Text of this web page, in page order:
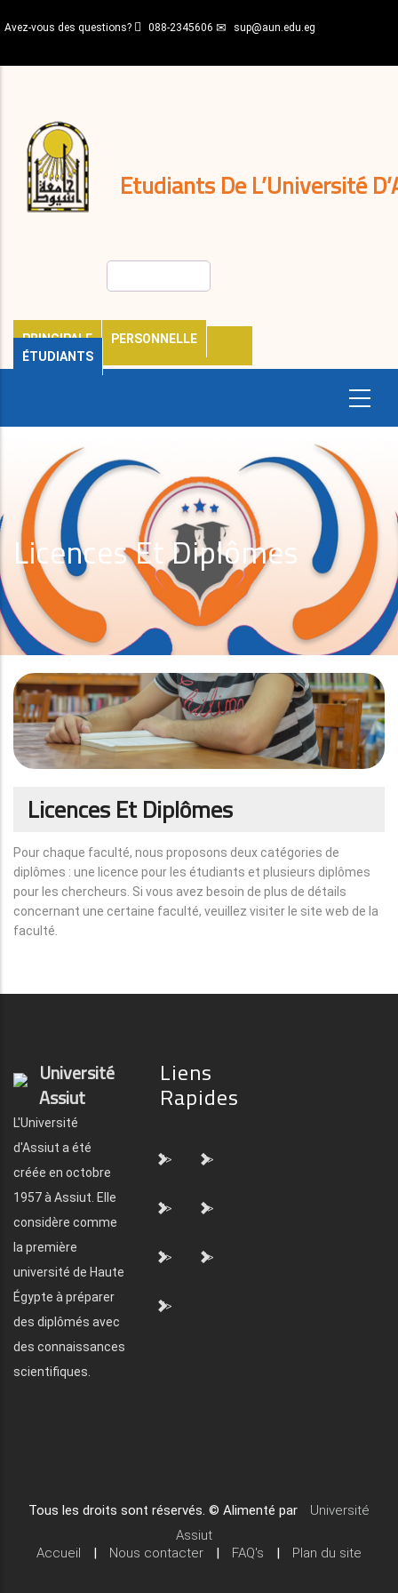
au
principal
Avez-vous des questions? 088-2345606 sup@aun.edu.eg
Etudiants De L’Université
PRINCIPALE
PERSONNELLE
ÉTUDIANTS
décisions
Expatriés
Journal
Licences Et Diplômes
Licences Et Diplômes
Pour chaque faculté, nous proposons deux catégories de
diplômes : une licence pour les étudiants et plusieurs diplômes
pour les chercheurs. Si vous avez besoin de plus de détails
concernant une certaine faculté, veuillez visiter le site web de la
faculté.
Université
Assiut
L'Université
d'Assiut a été
créée en octobre
1957 à Assiut. Elle
considère comme
la première
université de Haute
Égypte à préparer
des diplômés avec
des connaissances
scientifiques.
Liens
Rapides
"> ">
"> ">
"> ">
">
Tous les droits sont réservés. © Alimenté par
Université
Assiut
Accueil
| Nous contacter | FAQ's | Plan du site